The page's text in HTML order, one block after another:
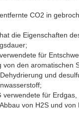
CO2 in
die Eigenschaften
für
den aromatischen
und
für
von H2S und von